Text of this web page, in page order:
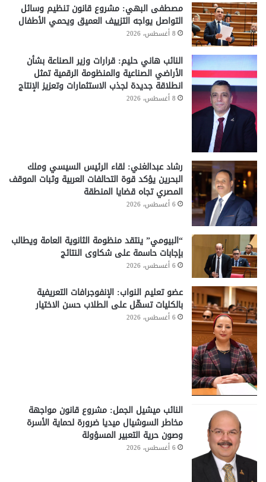
مصطفى البهي: مشروع قانون تنظيم وسائل
التواصل يواجه التزييف العميق ويحمي الأطفال
8 أغسطس، 2026
النائب هاني حليم: قرارات وزير الصناعة بشأن
الأراضي الصناعية والمنظومة الرقمية تمثل
انطلاقة جديدة لجذب الاستثمارات وتعزيز الإنتاج
8 أغسطس، 2026
رشاد عبدالغني: لقاء الرئيس السيسي وملك
البحرين يؤكد قوة التحالفات العربية وثبات الموقف
المصري تجاه قضايا المنطقة
6 أغسطس، 2026
“البيومي” ينتقد منظومة الثانوية العامة ويطالب
بإجابات حاسمة على شكاوى النتائج
6 أغسطس، 2026
عضو تعليم النواب: الإنفوجرافات التعريفية
بالكليات تسهّل على الطلاب حسن الاختيار
6 أغسطس، 2026
النائب ميشيل الجمل: مشروع قانون مواجهة
مخاطر السوشيال ميديا ضرورة لحماية الأسرة
وصون حرية التعبير المسؤولة
6 أغسطس، 2026